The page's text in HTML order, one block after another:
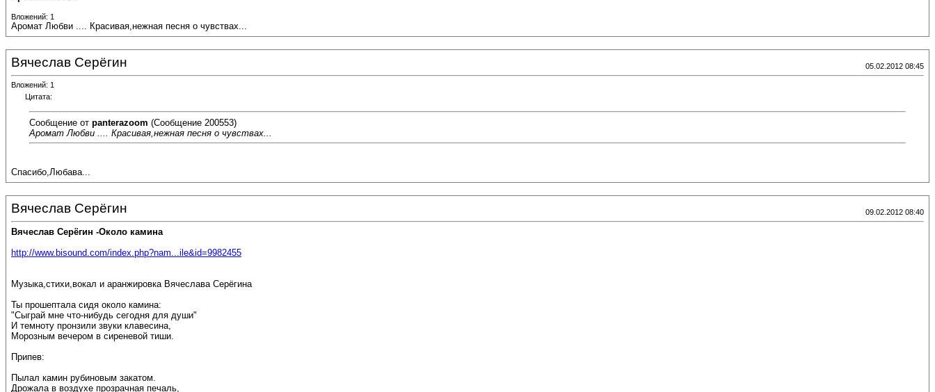
Вложений: 1
Аромат Любви .... Красивая,нежная песня о чувствах...
Вячеслав Серёгин 05.02.2012 08:45
Вложений: 1
Цитата:
Сообщение от panterazoom (Сообщение 200553)
Аромат Любви .... Красивая,нежная песня о чувствах...
Спасибо,Любава...
Вячеслав Серёгин 09.02.2012 08:40
Вячеслав Серёгин -Около камина
http://www.bisound.com/index.php?nam...ile&id=9982455
Музыка,стихи,вокал и аранжировка Вячеслава Серёгина
Ты прошептала сидя около камина:
"Сыграй мне что-нибудь сегодня для души"
И темноту пронзили звуки клавесина,
Морозным вечером в сиреневой тиши.
Припев:
Пылал камин рубиновым закатом.
Дрожала в воздухе прозрачная печаль,